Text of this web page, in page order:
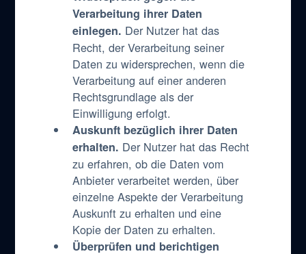
Verarbeitung ihrer Daten
einlegen. Der Nutzer hat das
Recht, der Verarbeitung seiner
Daten zu widersprechen, wenn die
Verarbeitung auf einer anderen
Rechtsgrundlage als der
Einwilligung erfolgt.
Auskunft bezüglich ihrer Daten
erhalten. Der Nutzer hat das Recht
zu erfahren, ob die Daten vom
Anbieter verarbeitet werden, über
einzelne Aspekte der Verarbeitung
Auskunft zu erhalten und eine
Kopie der Daten zu erhalten.
Überprüfen und berichtigen